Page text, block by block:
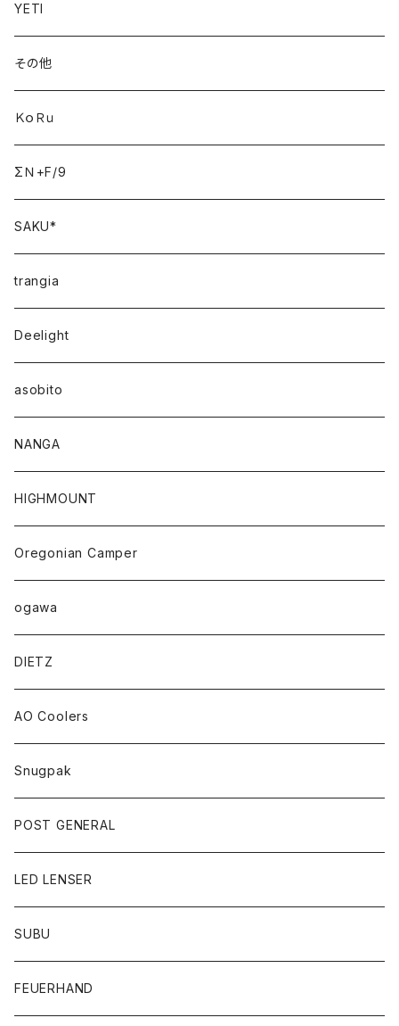
YETI
その他
ＫｏＲｕ
ΣＮ+F/9
SAKU*
trangia
Deelight
asobito
NANGA
HIGHMOUNT
Oregonian Camper
ogawa
DIETZ
AO Coolers
Snugpak
POST GENERAL
LED LENSER
SUBU
FEUERHAND